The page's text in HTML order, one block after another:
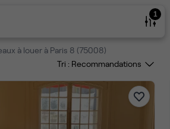
1
à louer à Paris 8 (75008)
Tri :